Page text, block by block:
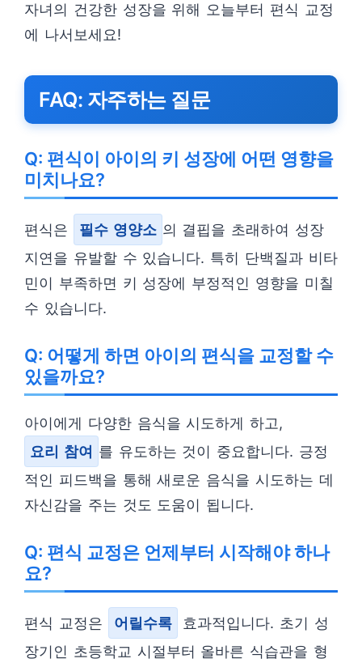
자녀의 건강한 성장을 위해 오늘부터 편식 교정
에 나서보세요!
FAQ: 자주하는 질문
Q: 편식이 아이의 키 성장에 어떤 영향을
미치나요?
편식은 필수 영양소 의 결핍을 초래하여 성장
지연을 유발할 수 있습니다. 특히 단백질과 비타
민이 부족하면 키 성장에 부정적인 영향을 미칠
수 있습니다.
Q: 어떻게 하면 아이의 편식을 교정할 수
있을까요?
아이에게 다양한 음식을 시도하게 하고,
요리 참여 를 유도하는 것이 중요합니다. 긍정
적인 피드백을 통해 새로운 음식을 시도하는 데
자신감을 주는 것도 도움이 됩니다.
Q: 편식 교정은 언제부터 시작해야 하나
요?
편식 교정은 어릴수록
효과적입니다. 초기 성
장기인 초등학교 시절부터 올바른 식습관을 형